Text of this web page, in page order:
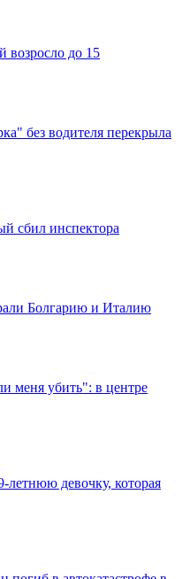
возросло до 15
без водителя перекрыла
сбил инспектора
Болгарию и Италию
меня убить": в центре
девочку, которая